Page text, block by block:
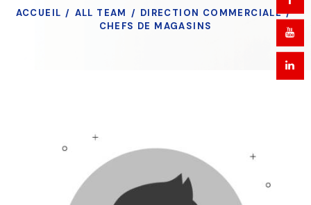
ACCUEIL ALL TEAM
DIRECTION COMMERCIALE
CHEFS DE MAGASINS